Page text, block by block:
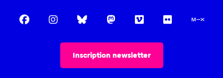
Inscription newsletter